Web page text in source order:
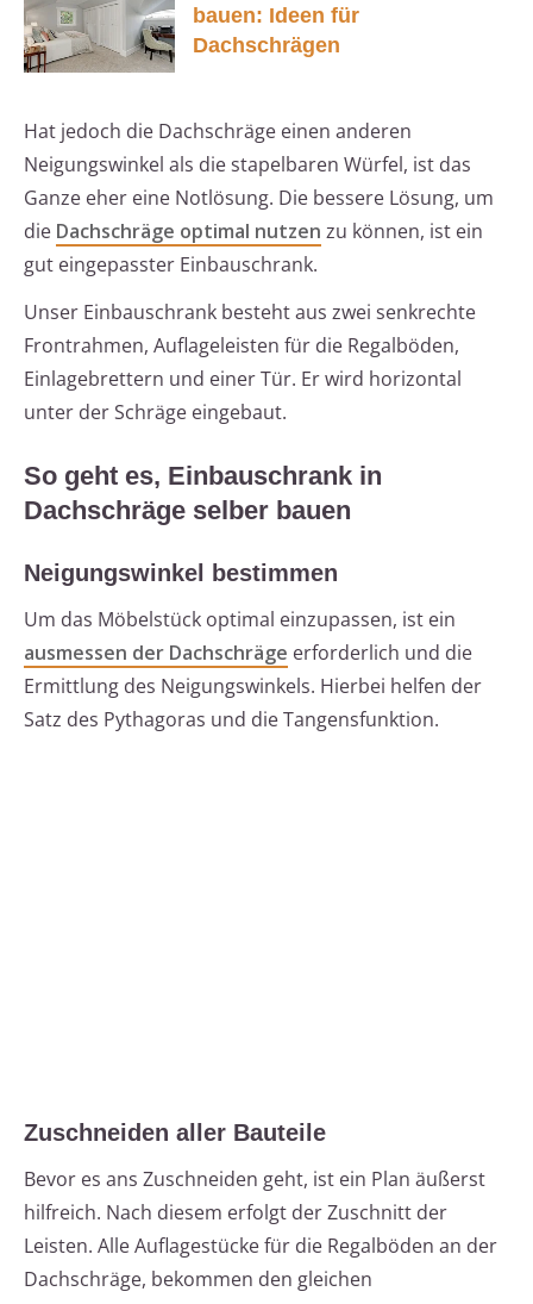
bauen: Ideen für
Dachschrägen
Hat jedoch die Dachschräge einen anderen
Neigungswinkel als die stapelbaren Würfel, ist das
Ganze eher eine Notlösung. Die bessere Lösung, um
die Dachschräge optimal nutzen zu können, ist ein
gut eingepasster Einbauschrank.
Unser Einbauschrank besteht aus zwei senkrechte
Frontrahmen, Auflageleisten für die Regalböden,
Einlagebrettern und einer Tür. Er wird horizontal
unter der Schräge eingebaut.
So geht es, Einbauschrank in
Dachschräge selber bauen
Neigungswinkel bestimmen
Um das Möbelstück optimal einzupassen, ist ein
ausmessen der Dachschräge erforderlich und die
Ermittlung des Neigungswinkels. Hierbei helfen der
Satz des Pythagoras und die Tangensfunktion.
Zuschneiden aller Bauteile
Bevor es ans Zuschneiden geht, ist ein Plan äußerst
hilfreich. Nach diesem erfolgt der Zuschnitt der
Leisten. Alle Auflagestücke für die Regalböden an der
Dachschräge, bekommen den gleichen